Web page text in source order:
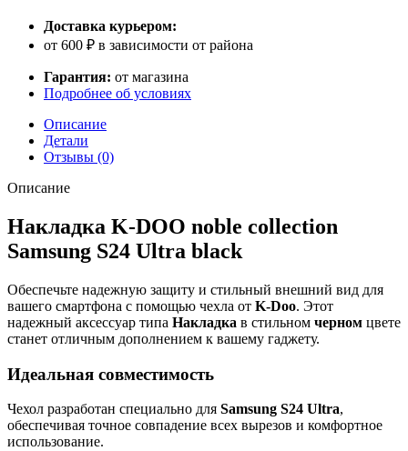
Доставка курьером:
от 600 ₽ в зависимости от района
Гарантия: от магазина
Подробнее об условиях
Описание
Детали
Отзывы (0)
Описание
Накладка K-DOO noble collection
Samsung S24 Ultra black
Обеспечьте надежную защиту и стильный внешний вид для
вашего смартфона с помощью чехла от K-Doo. Этот
надежный аксессуар типа Накладка в стильном черном цвете
станет отличным дополнением к вашему гаджету.
Идеальная совместимость
Чехол разработан специально для Samsung S24 Ultra,
обеспечивая точное совпадение всех вырезов и комфортное
использование.